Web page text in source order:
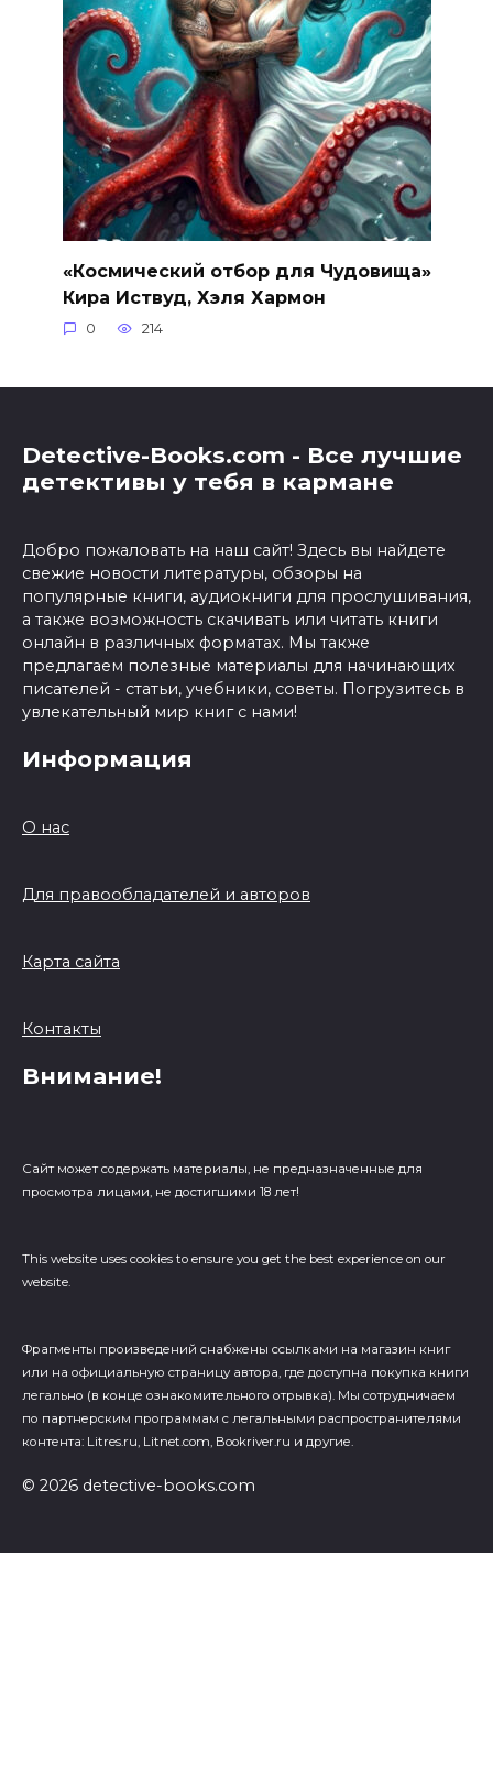
«Космический отбор для Чудовища»
Кира Иствуд, Хэля Хармон
0 214
Detective-Books.com - Все лучшие
детективы у тебя в кармане
Добро пожаловать на наш сайт! Здесь вы найдете
свежие новости литературы, обзоры на
популярные книги, аудиокниги для прослушивания,
а также возможность скачивать или читать книги
онлайн в различных форматах. Мы также
предлагаем полезные материалы для начинающих
писателей - статьи, учебники, советы. Погрузитесь в
увлекательный мир книг с нами!
Информация
О нас
Для правообладателей и авторов
Карта сайта
Контакты
Внимание!
Сайт может содержать материалы, не предназначенные для
просмотра лицами, не достигшими 18 лет!
This website uses cookies to ensure you get the best experience on our
website.
Фрагменты произведений cнабжены ссылками на магазин книг
или на официальную страницу автора, где доступна покупка книги
легально (в конце ознакомительного отрывка). Мы сотрудничаем
по партнерским программам с легальными распространителями
контента: Litres.ru, Litnet.com, Bookriver.ru и другие.
© 2026 detective-books.com